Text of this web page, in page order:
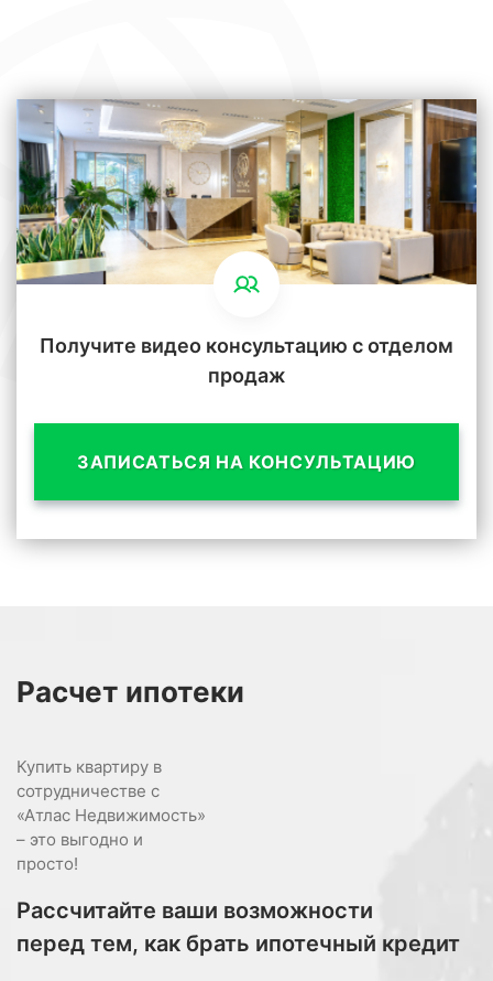
Получите видео консультацию с отделом
продаж
ЗАПИСАТЬСЯ НА КОНСУЛЬТАЦИЮ
Расчет ипотеки
Купить квартиру в
сотрудничестве с
«Атлас Недвижимость»
– это выгодно и
просто!
Рассчитайте ваши возможности
перед тем, как брать ипотечный кредит